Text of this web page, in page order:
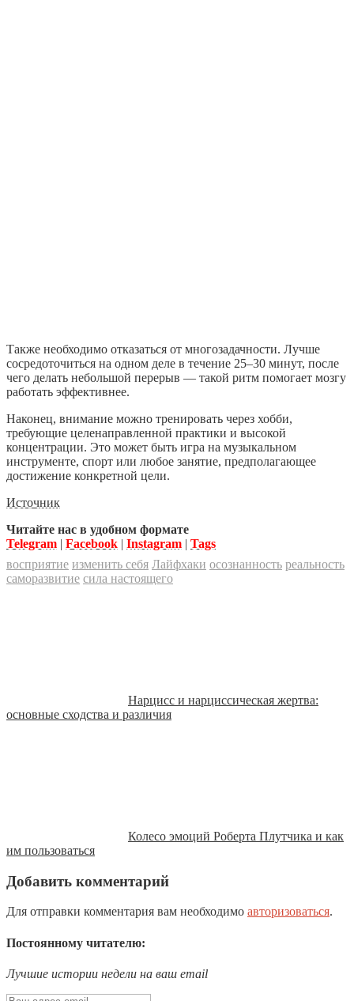
Также необходимо отказаться от многозадачности. Лучше
сосредоточиться на одном деле в течение 25–30 минут, после
чего делать небольшой перерыв — такой ритм помогает мозгу
работать эффективнее.
Наконец, внимание можно тренировать через хобби,
требующие целенаправленной практики и высокой
концентрации. Это может быть игра на музыкальном
инструменте, спорт или любое занятие, предполагающее
достижение конкретной цели.
Источник
Читайте нас в удобном формате
Telegram | Facebook | Instagram | Tags
восприятие изменить себя Лайфхаки осознанность реальность
саморазвитие сила настоящего
Нарцисс и нарциссическая жертва:
основные сходства и различия
Колесо эмоций Роберта Плутчика и как
им пользоваться
Добавить комментарий
Для отправки комментария вам необходимо авторизоваться.
Постоянному читателю:
Лучшие истории недели на ваш email